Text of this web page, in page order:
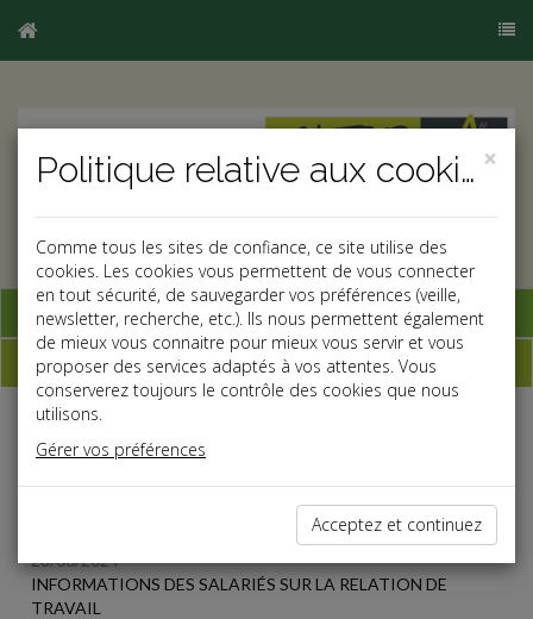
Base documentaire
Dépêches
Liste des dernières dépêches
28/06/2024
INFORMATIONS DES SALARIÉS SUR LA RELATION DE
TRAVAIL
×
Politique relative aux cookies
Comme tous les sites de confiance, ce site utilise des
cookies. Les cookies vous permettent de vous connecter
en tout sécurité, de sauvegarder vos préférences (veille,
newsletter, recherche, etc.). Ils nous permettent également
de mieux vous connaitre pour mieux vous servir et vous
proposer des services adaptés à vos attentes. Vous
conserverez toujours le contrôle des cookies que nous
utilisons.
Gérer vos préférences
Acceptez et continuez